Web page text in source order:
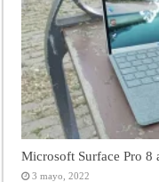
Microsoft Surface Pro
3 mayo, 2022